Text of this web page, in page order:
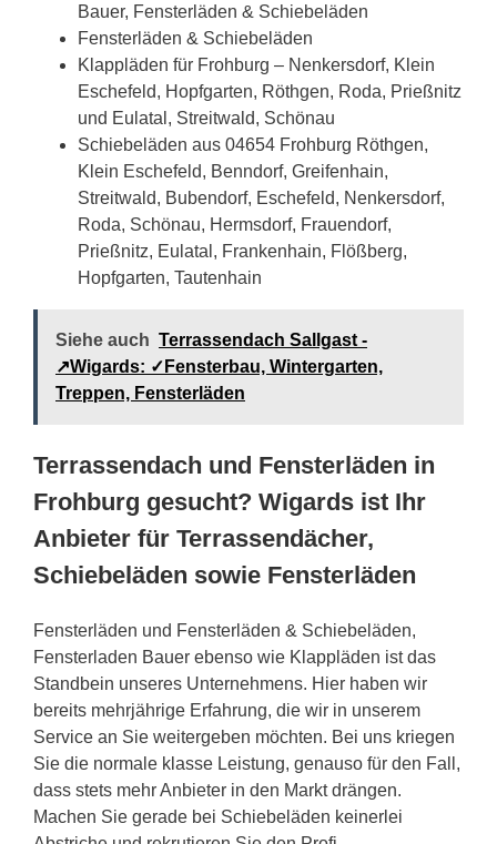
Bauer, Fensterläden & Schiebeläden
Fensterläden & Schiebeläden
Klappläden für Frohburg – Nenkersdorf, Klein
Eschefeld, Hopfgarten, Röthgen, Roda, Prießnitz
und Eulatal, Streitwald, Schönau
Schiebeläden aus 04654 Frohburg Röthgen,
Klein Eschefeld, Benndorf, Greifenhain,
Streitwald, Bubendorf, Eschefeld, Nenkersdorf,
Roda, Schönau, Hermsdorf, Frauendorf,
Prießnitz, Eulatal, Frankenhain, Flößberg,
Hopfgarten, Tautenhain
Siehe auch Terrassendach Sallgast -
↗️Wigards: ✓Fensterbau, Wintergarten,
Treppen, Fensterläden
Terrassendach und Fensterläden in
Frohburg gesucht? Wigards ist Ihr
Anbieter für Terrassendächer,
Schiebeläden sowie Fensterläden
Fensterläden und Fensterläden & Schiebeläden,
Fensterladen Bauer ebenso wie Klappläden ist das
Standbein unseres Unternehmens. Hier haben wir
bereits mehrjährige Erfahrung, die wir in unserem
Service an Sie weitergeben möchten. Bei uns kriegen
Sie die normale klasse Leistung, genauso für den Fall,
dass stets mehr Anbieter in den Markt drängen.
Machen Sie gerade bei Schiebeläden keinerlei